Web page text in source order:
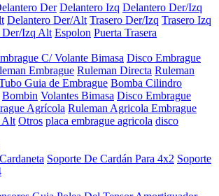
Der Delantero Izq Delantero Der/Izq
Delantero Der/Alt Trasero Der/Izq Trasero Izq
Der/Izq Alt Espolon Puerta Trasera
C/ Volante Bimasa Disco Embrague
Embrague Ruleman Directa Ruleman
Guia de Embrague Bomba Cilindro
Bombin Volantes Bimasa Disco Embrague
Agrícola Ruleman Agricola Embrague
Alt Otros placa embrague agricola disco
Cardaneta Soporte De Cardán Para 4x2 Soporte